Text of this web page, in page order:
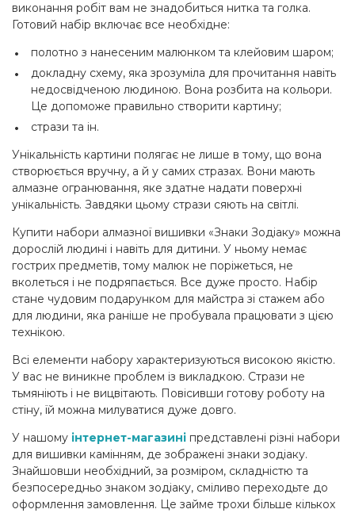
виконання робіт вам не знадобиться нитка та голка.
Готовий набір включає все необхідне:
полотно з нанесеним малюнком та клейовим шаром;
докладну схему, яка зрозуміла для прочитання навіть
недосвідченою людиною. Вона розбита на кольори.
Це допоможе правильно створити картину;
стрази та ін.
Унікальність картини полягає не лише в тому, що вона
створюється вручну, а й у самих стразах. Вони мають
алмазне огранювання, яке здатне надати поверхні
унікальність. Завдяки цьому стрази сяють на світлі.
Купити набори алмазної вишивки «Знаки Зодіаку» можна
дорослій людині і навіть для дитини. У ньому немає
гострих предметів, тому малюк не поріжеться, не
вколеться і не подряпається. Все дуже просто. Набір
стане чудовим подарунком для майстра зі стажем або
для людини, яка раніше не пробувала працювати з цією
технікою.
Всі елементи набору характеризуються високою якістю.
У вас не виникне проблем із викладкою. Стрази не
тьмяніють і не вицвітають. Повісивши готову роботу на
стіну, їй можна милуватися дуже довго.
У нашому інтернет-магазині представлені різні набори
для вишивки камінням, де зображені знаки зодіаку.
Знайшовши необхідний, за розміром, складністю та
безпосередньо знаком зодіаку, сміливо переходьте до
оформлення замовлення. Це займе трохи більше кількох